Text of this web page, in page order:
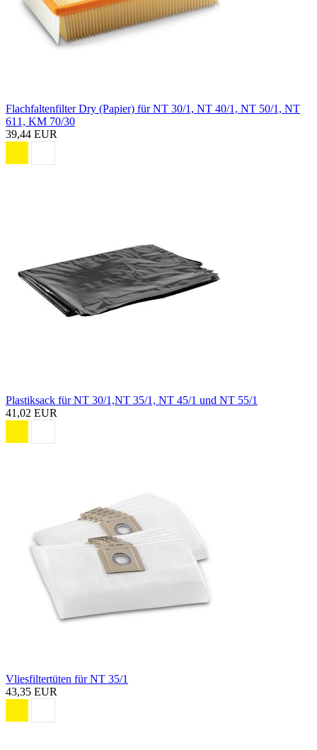
Flachfaltenfilter Dry (Papier) für NT 30/1, NT 40/1, NT 50/1, NT
611, KM 70/30
39,44 EUR
Plastiksack für NT 30/1,NT 35/1, NT 45/1 und NT 55/1
41,02 EUR
Vliesfiltertüten für NT 35/1
43,35 EUR